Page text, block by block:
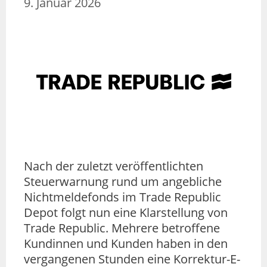
Nach der zuletzt veröffentlichten
Steuerwarnung rund um angebliche
Nichtmeldefonds im Trade Republic
Depot folgt nun eine Klarstellung von
Trade Republic. Mehrere betroffene
Kundinnen und Kunden haben in den
vergangenen Stunden eine Korrektur-E-